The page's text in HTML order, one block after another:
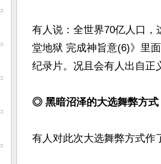
有人说：全世界70亿人口
堂地狱 完成神旨意(6)》里
纪录片。况且会有人出自正
◎ 黑暗沼泽的大选舞弊方式
有人对此次大选舞弊方式作